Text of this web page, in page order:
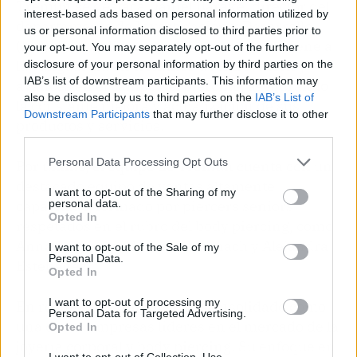
interest-based ads based on personal information utilized by
us or personal information disclosed to third parties prior to
your opt-out. You may separately opt-out of the further
disclosure of your personal information by third parties on the
IAB’s list of downstream participants. This information may
also be disclosed by us to third parties on the IAB’s List of
Downstream Participants that may further disclose it to other
Personal Data Processing Opt Outs
I want to opt-out of the Sharing of my
personal data.
Opted In
I want to opt-out of the Sale of my
Personal Data.
Opted In
I want to opt-out of processing my
Personal Data for Targeted Advertising.
Opted In
Tremun se destaca Daniel Barake, director del
departamento de Investigación y Desarrollo
(I+D). Bajo su liderazgo, Tremun se mantiene a
la vanguardia en términos de innovación y
avances en el campo del piercing, asegurando
la constante mejora y actualización de sus
productos y servicios.
Por último, el equipo de Tremun cuenta con un
destacado equipo de ventas altamente
capacitado, formado por piercers seniors
respetados en el rubro del body piercing, como
Anna Martinez, Marcelo Brugnach y Alejandra
Estébanez.
En resumen, Tremun se ha consolidado como
una de las empresas líderes en el mercado de la